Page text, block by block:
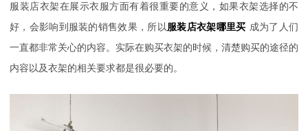
服装店衣架在展示衣服方面有着很重要的意义，如果衣架选择的不
好，会影响到服装的销售效果，所以 服装店衣架哪里买 成为了人们
一直都非常关心的内容。实际在购买衣架的时候，清楚购买的途径的
内容以及衣架的相关要求都是很必要的。